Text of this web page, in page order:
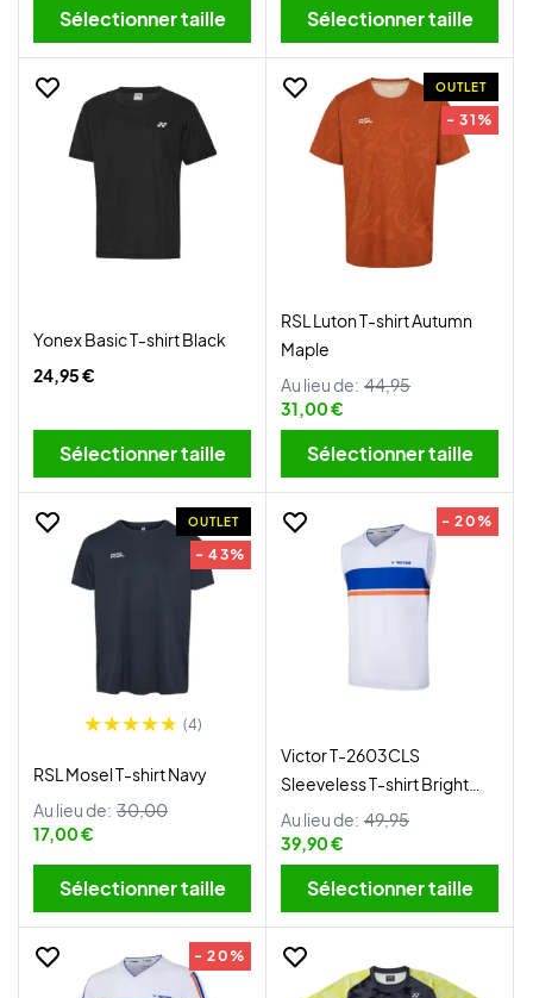
Sélectionner taille Sélectionner taille
Yonex Basic T-shirt Black
24,95 €
Sélectionner taille
OUTLET
- 31%
RSL Luton T-shirt Autumn
Maple
Au lieu de: 44,95
31,00 €
Sélectionner taille
OUTLET
- 43%
(4)
RSL Mosel T-shirt Navy
Au lieu de: 30,00
17,00 €
Sélectionner taille
- 20%
Victor T-2603CLS
Sleeveless T-shirt Bright
White
Au lieu de: 49,95
39,90 €
Sélectionner taille
- 20%